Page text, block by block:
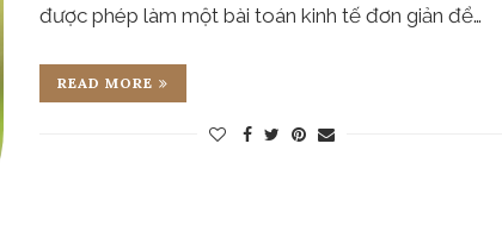
được phép làm một bài toán kinh tế đơn giản để…
READ MORE